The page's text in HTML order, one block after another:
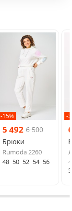
-15%
5 492 6 500
Брюки
Rumoda 2260
48 50 52 54 56
-